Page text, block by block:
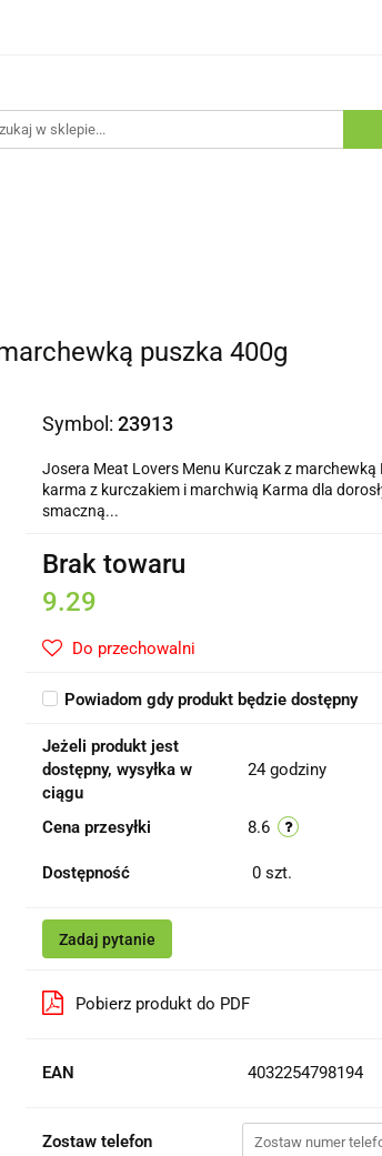
puszka 400g
Symbol: 23913
Josera Meat Lovers Menu Kurczak z
karma z kurczakiem i marchwią Karma dla
smaczną...
Brak towaru
9.29
Do przechowalni
Powiadom gdy produkt będzie dostępny
Jeżeli produkt jest
dostępny, wysyłka w
ciągu
24 godziny
Cena przesyłki 8.6
Dostępność 0 szt.
Zadaj pytanie
Pobierz produkt do PDF
EAN 4032254798194
Zostaw telefon